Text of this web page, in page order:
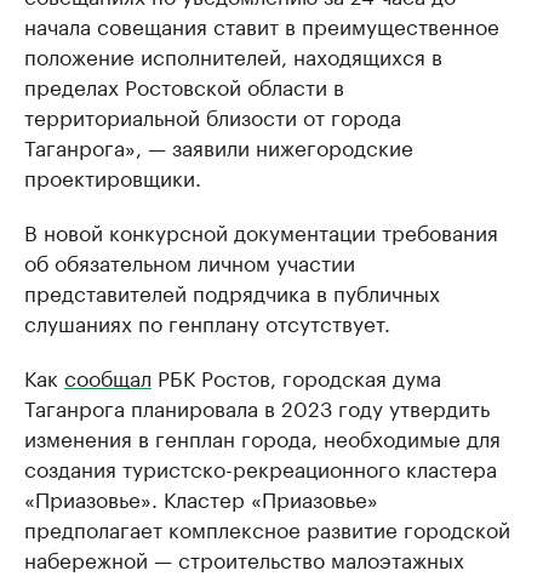
начала совещания ставит в преимущественное
положение исполнителей, находящихся в
пределах Ростовской области в
территориальной близости от города
Таганрога», — заявили нижегородские
проектировщики.
В новой конкурсной документации требования
об обязательном личном участии
представителей подрядчика в публичных
слушаниях по генплану отсутствует.
Как сообщал РБК Ростов, городская дума
Таганрога планировала в 2023 году утвердить
изменения в генплан города, необходимые для
создания туристско-рекреационного кластера
«Приазовье». Кластер «Приазовье»
предполагает комплексное развитие городской
набережной — строительство малоэтажных